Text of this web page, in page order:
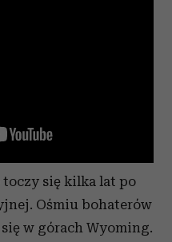
się kilka lat po
Ośmiu bohaterów
w górach Wyoming.